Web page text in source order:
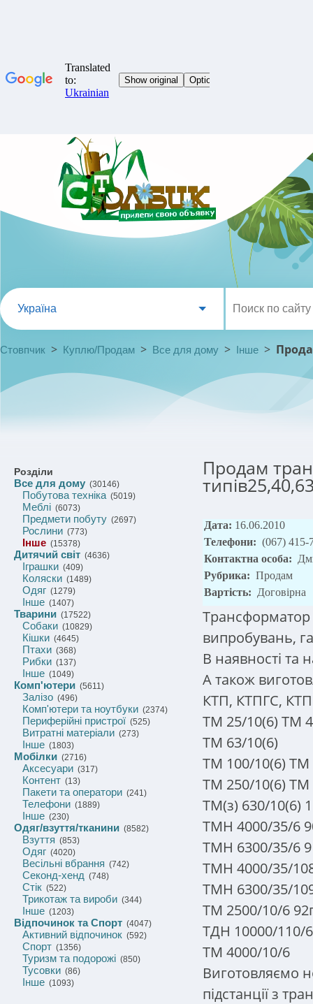
Україна
Стовпчик > Куплю/Продам > Все для дому > Інше >
Розділи
Все для дому (30146)
Побутова техніка(5019)
Меблі (6073)
Предмети побуту (2697)
Рослини (773)
Інше (15378)
Дитячий світ (4636)
Іграшки (409)
Коляски (1489)
Одяг (1279)
Інше (1407)
Тварини (17522)
Собаки (10829)
Кішки (4645)
Птахи (368)
Рибки (137)
Інше (1049)
Комп'ютери (5611)
Залізо (496)
Комп'ютери та ноутбуки (2374)
Периферійні пристрої (525)
Витратні матеріали (273)
Інше (1803)
Мобілки (2716)
Аксесуари (317)
Контент (13)
Пакети та оператори (241)
Телефони (1889)
Інше (230)
Одяг/взуття/тканини (8582)
Взуття (853)
Одяг (4020)
Весільні вбрання (742)
Секонд-хенд (748)
Стік (522)
Трикотаж та вироби (344)
Інше (1203)
Відпочинок та Спорт (4047)
Активний відпочинок (592)
Спорт (1356)
Туризм та подорожі (850)
Тусовки (86)
Інше (1093)
Продам
Дата: 16.06.2010
Телефони: (067) 415-
Контактна особа:
Рубрика: Продам
Вартість: Договірна
Трансформатор
випробувань,
В наявності та
А також
КТП, КТПГС,
ТМ 25/10(6) ТМ
ТМ 63/10(6)
ТМ 100/10(6) ТМ
ТМ 250/10(6) ТМ
ТМ(з) 630/10(6)
ТМН 4000/35/6
ТМН 6300/35/6
ТМН 4000/35/
ТМН 6300/35/
ТМ 2500/10/6
ТДН 10000/110/
ТМ 4000/10/6
Виготовляємо
підстанції з